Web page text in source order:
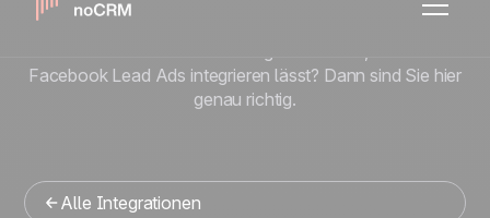
Facebook Lead Ads integrieren lässt? Dann sind Sie hier
genau richtig.
Alle Integrationen